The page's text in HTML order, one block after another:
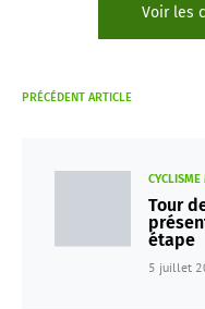
Voir les
PRÉCÉDENT ARTICLE
CYCLISME
Tour
étape
5 juillet